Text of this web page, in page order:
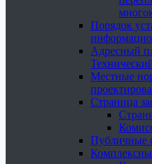
Порядок
Адресный
Местные
Страница
Публичные